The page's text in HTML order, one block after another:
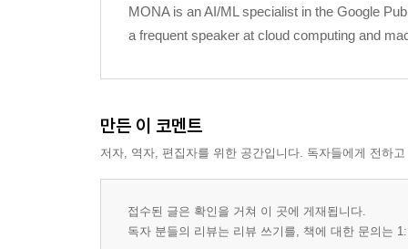
Summary 14
Review Questions 15
Chapter 2 Exploring Data and Building Data
Visualization 20
MONA is an AI/ML specialist in the Google
a frequent speaker at cloud computing and
만든 이 코멘트
저자, 역자, 편집자를 위한 공간입니다. 독자들에게 전하
접수된 글은 확인을 거쳐 이 곳에 게재됩니다.
독자 분들의 리뷰는 리뷰 쓰기를, 책에 대한 문의는